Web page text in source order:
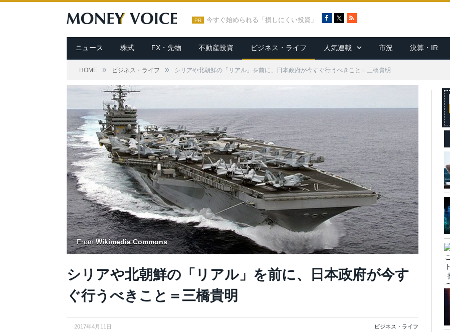
PR 今すぐ始められる「損しにくい投資」
c
e
b
o
R
S
ニュース 株式 FX・先物 不動産投資 ビジネス・ライフ 人気連載 市況 決算・IR
HOME » ビジネス・ライフ » シリアや北朝鮮の「リアル」を前に、日本政府が今すぐ行うべきこと＝三橋貴明
FromWikimedia Commons
シリアや北朝鮮の「リアル」を前に、日本政府が今す
ぐ行うべきこと＝三橋貴明
2017年4月11日 ビジネス・ライフ